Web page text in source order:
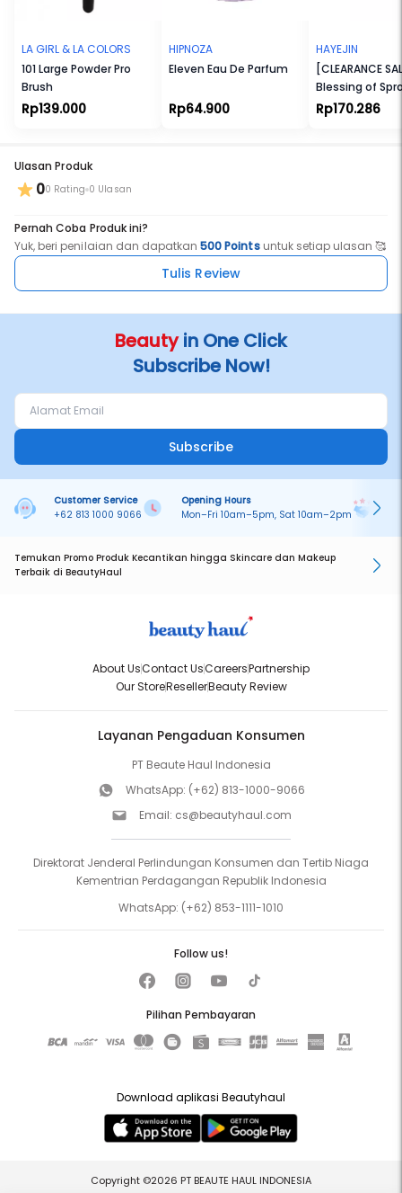
LA GIRL & LA COLORS
101 Large Powder Pro
Brush
Rp139.000
HIPNOZA
Eleven Eau De Parfum
Rp64.900
HAYEJIN
[CLEARANCE
Blessing of
Wrinkle-away
Rp170.286
Ulasan Produk
00 Rating 0 Ulasan
Pernah Coba Produk ini?
Yuk, beri penilaian dan dapatkan500 Pointsuntuk setiap ulasan 🥰
Tulis Review
Beautyin One Click
Subscribe Now!
Subscribe
Customer Service
+62 813 1000 9066
Opening Hours
Mon–Fri 10am–5pm, Sat 10am–2pm
Temukan Promo Produk Kecantikan hingga Skincare dan Makeup
Terbaik di BeautyHaul
About UsContact UsCareersPartnership
Our StoreResellerBeauty Review
Layanan Pengaduan Konsumen
PT Beaute Haul Indonesia
WhatsApp: (+62) 813-1000-9066
Email: cs@beautyhaul.com
Direktorat Jenderal Perlindungan Konsumen dan Tertib Niaga
Kementrian Perdagangan Republik Indonesia
WhatsApp: (+62) 853-1111-1010
Pilihan Pembayaran
Follow us!
Download aplikasi Beautyhaul
Copyright ©2026 PT BEAUTE HAUL INDONESIA